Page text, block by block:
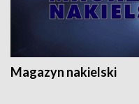
Magazyn nakielski